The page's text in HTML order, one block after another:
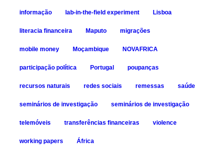
informação lab-in-the-field experiment Lisboa
literacia financeira Maputo migrações
mobile money Moçambique NOVAFRICA
participação política Portugal poupanças
recursos naturais redes sociais remessas saúde
seminários de investigação seminários de investigação
telemóveis transferências financeiras violence
working papers África